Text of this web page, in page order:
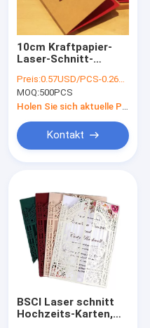
10cm Kraftpapier-
Laser-Schnitt-
Rotes für
Hochzeitsfest
Preis:0.57USD/PCS-0.26USD/PCS
MOQ:500PCS
Kontakt
BSCI Laser schnitt
Hochzeits-Karten,